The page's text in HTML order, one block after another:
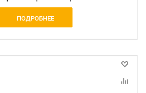
ПОДРОБНЕЕ